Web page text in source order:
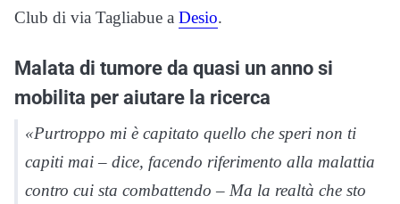
Club di via Tagliabue a Desio.
Malata di tumore da quasi un anno si
mobilita per aiutare la ricerca
«Purtroppo mi è capitato quello che speri non ti
capiti mai – dice, facendo riferimento alla malattia
contro cui sta combattendo – Ma la realtà che sto